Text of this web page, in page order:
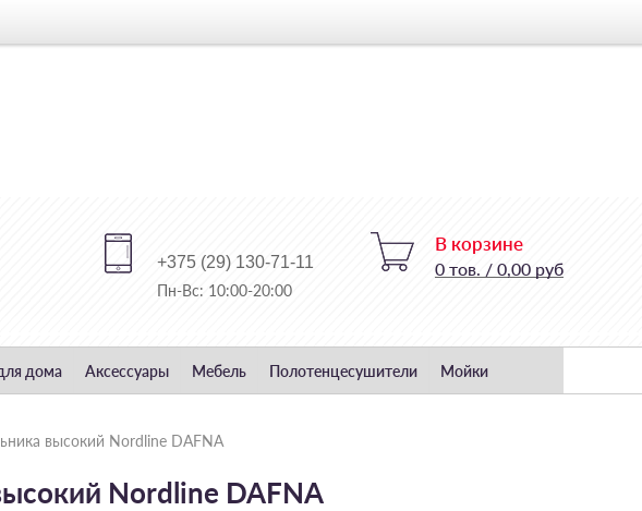
В корзине
0 тов. / 0,00 руб
+375 (29) 130-71-11
Пн-Вс: 10:00-20:00
дома Аксессуары Мебель Полотенцесушители Мойки
высокий Nordline DAFNA
Nordline DAFNA